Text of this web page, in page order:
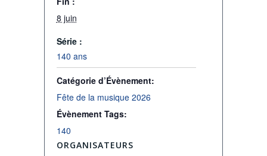
8 juin
Série :
140 ans
Catégorie d’Évènement:
Fête de la musique 2026
Évènement Tags:
140
ORGANISATEURS